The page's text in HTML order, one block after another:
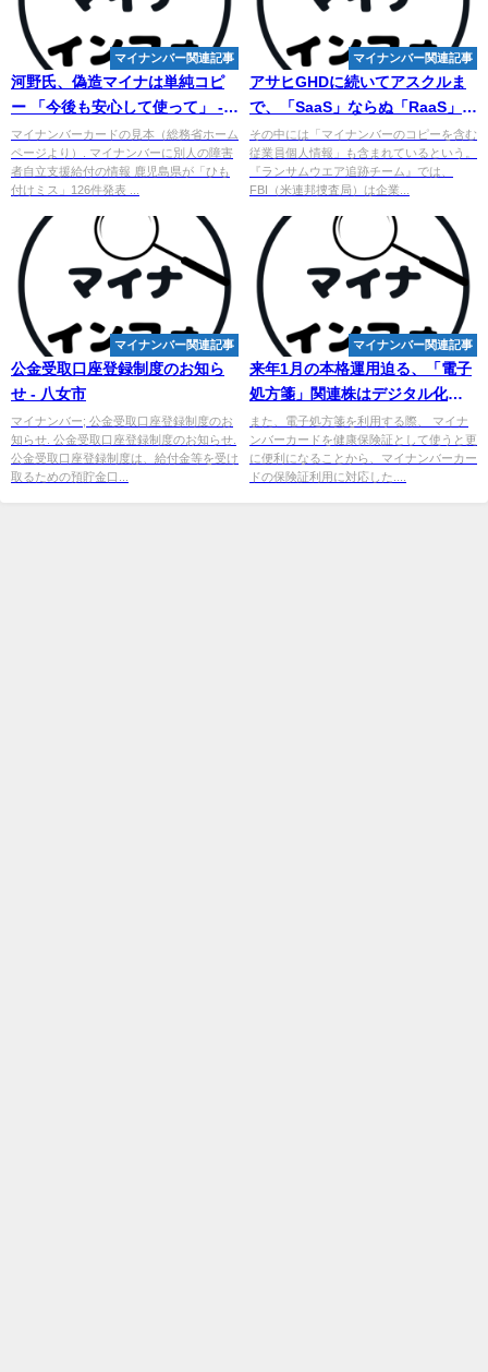
マイナンバー関連記事
河野氏、偽造マイナは単純コピ
ー 「今後も安心して使って」 -
47NEWS
マイナンバーカードの見本（総務省ホーム
ページより）. マイナンバーに別人の障害
者自立支援給付の情報 鹿児島県が「ひも
付けミス」126件発表 ...
マイナンバー関連記事
アサヒGHDに続いてアスクルま
で、「SaaS」ならぬ「RaaS」の
登場でランサムウエア攻撃が ...
その中には「マイナンバーのコピーを含む
従業員個人情報」も含まれているという。
『ランサムウエア追跡チーム』では、
FBI（米連邦捜査局）は企業...
マイナンバー関連記事
公金受取口座登録制度のお知ら
せ - 八女市
マイナンバー; 公金受取口座登録制度のお
知らせ. 公金受取口座登録制度のお知らせ.
公金受取口座登録制度は、給付金等を受け
取るための預貯金口...
マイナンバー関連記事
来年1月の本格運用迫る、「電子
処方箋」関連株はデジタル化で
飛躍本番 ＜株探トップ特集
また、電子処方箋を利用する際、 マイナ
ンバーカードを健康保険証として使うと更
に便利になることから、マイナンバーカー
ドの保険証利用に対応した....